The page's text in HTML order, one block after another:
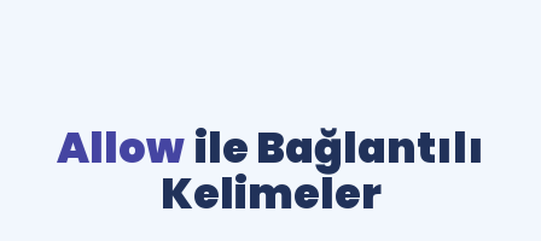
Allowile Bağlantılı
Kelimeler